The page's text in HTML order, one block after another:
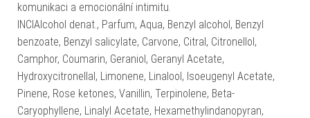
komunikaci a emocionální intimitu.
INCIAlcohol denat., Parfum, Aqua, Benzyl alcohol, Benzyl
benzoate, Benzyl salicylate, Carvone, Citral, Citronellol,
Camphor, Coumarin, Geraniol, Geranyl Acetate,
Hydroxycitronellal, Limonene, Linalool, Isoeugenyl Acetate,
Pinene, Rose ketones, Vanillin, Terpinolene, Beta-
Caryophyllene, Linalyl Acetate, Hexamethylindanopyran,